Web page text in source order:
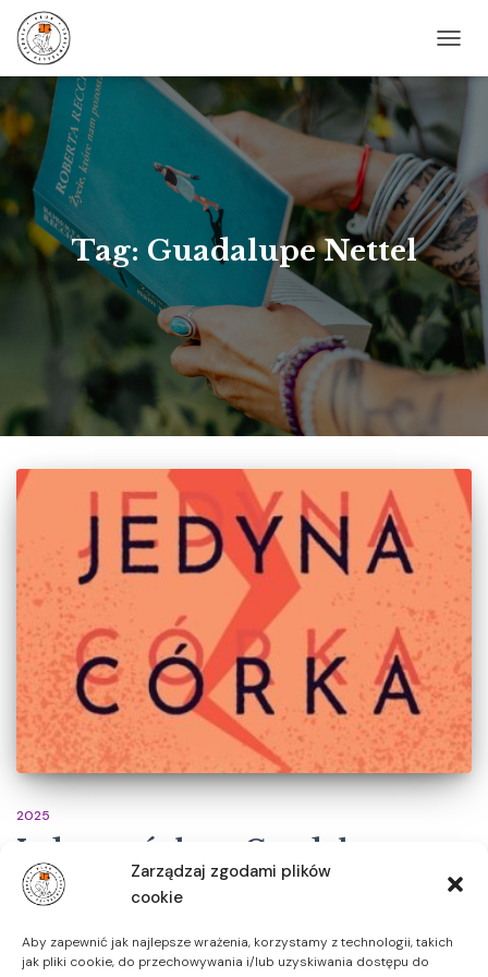
Zarządzaj zgodami plików
cookie
Aby zapewnić jak najlepsze wrażenia, korzystamy z technologii, takich
jak pliki cookie, do przechowywania i/lub uzyskiwania dostępu do
Tag: Guadalupe Nettel
2025
Jedyna córka – Guadalupe
Nettel
pojawia się w najbardziej nieoczekiwany sposób i o tym, że w